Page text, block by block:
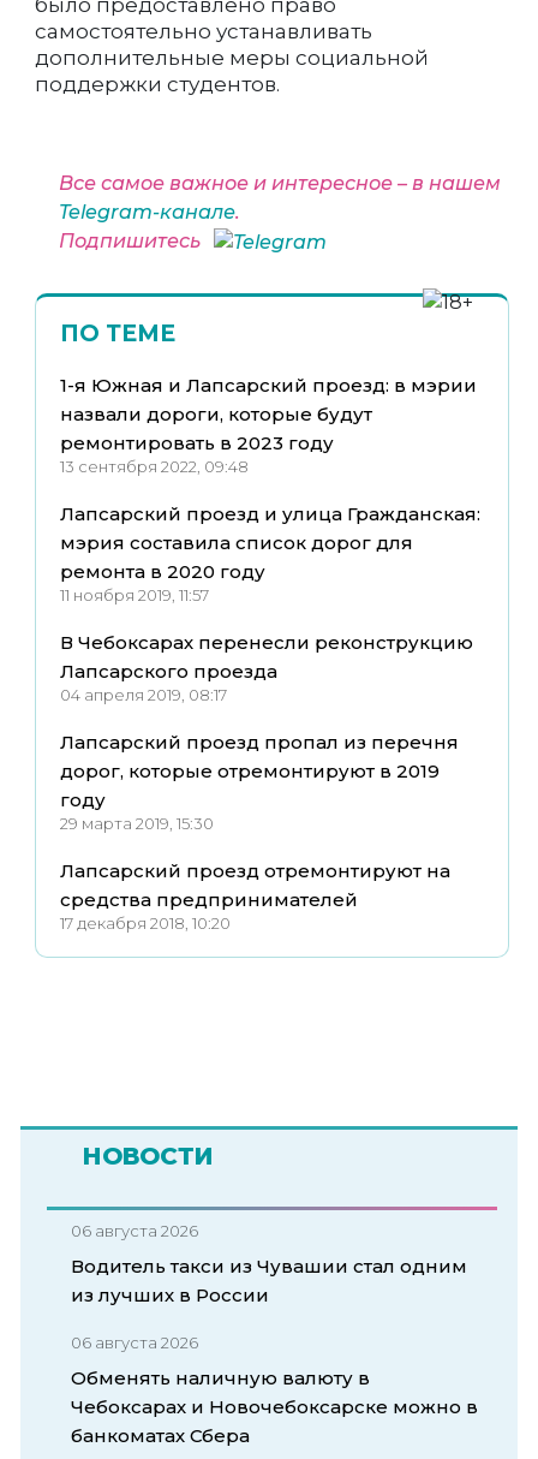
было предоставлено право
самостоятельно устанавливать
дополнительные меры социальной
поддержки студентов.
Все самое важное и интересное – в нашем
Telegram-канале.
Подпишитесь
ПО ТЕМЕ
1-я Южная и Лапсарский проезд: в мэрии
назвали дороги, которые будут
ремонтировать в 2023 году
13 сентября 2022, 09:48
Лапсарский проезд и улица Гражданская:
мэрия составила список дорог для
ремонта в 2020 году
11 ноября 2019, 11:57
В Чебоксарах перенесли реконструкцию
Лапсарского проезда
04 апреля 2019, 08:17
Лапсарский проезд пропал из перечня
дорог, которые отремонтируют в 2019
году
29 марта 2019, 15:30
Лапсарский проезд отремонтируют на
средства предпринимателей
17 декабря 2018, 10:20
НОВОСТИ
06 августа 2026
Водитель такси из Чувашии стал одним
из лучших в России
06 августа 2026
Обменять наличную валюту в
Чебоксарах и Новочебоксарске можно в
банкоматах Сбера